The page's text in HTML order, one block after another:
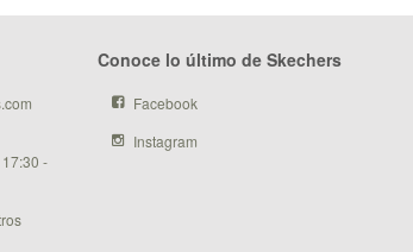
-
Conoce lo último de Skechers
Facebook
Instagram